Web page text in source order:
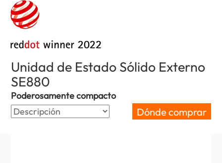
Unidad de Estado Sólido Externo
SE880
Poderosamente compacto
Dónde comprar